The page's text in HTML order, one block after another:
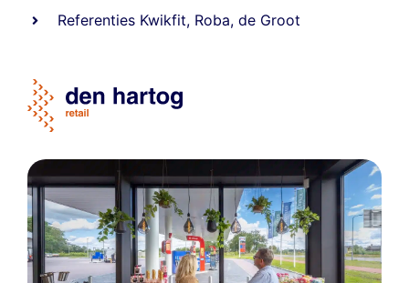
Referenties Kwikfit, Roba,de Groot